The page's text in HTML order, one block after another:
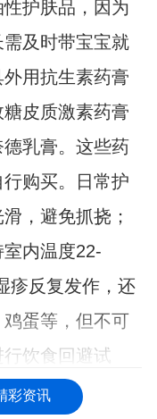
护肤品，因为
及时带宝宝就
用抗生素药膏
皮质激素药膏
乳膏。这些药
购买。日常护
，避免抓挠；
内温度22-
疹反复发作，还
蛋等，但不可
饮食回避试
彩资讯